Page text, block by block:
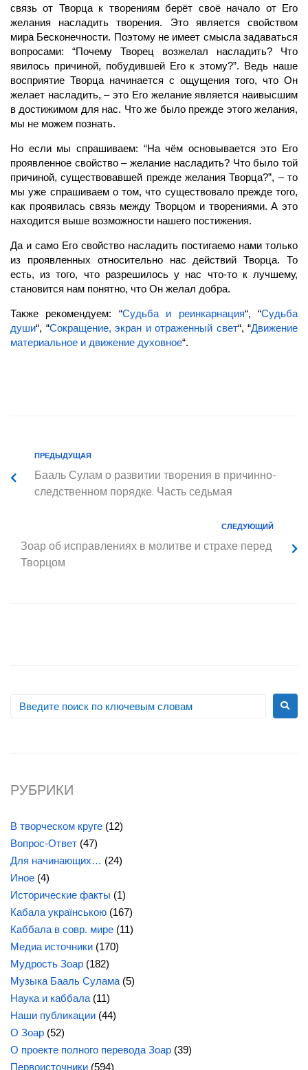
связь от Творца к творениям берёт своё начало от Его
желания насладить творения. Это является свойством
мира Бесконечности. Поэтому не имеет смысла задаваться
вопросами: “Почему Творец возжелал насладить? Что
явилось причиной, побудившей Его к этому?”. Ведь наше
восприятие Творца начинается с ощущения того, что Он
желает насладить, – это Его желание является наивысшим
в достижимом для нас. Что же было прежде этого желания,
мы не можем познать.
Но если мы спрашиваем: “На чём основывается это Его
проявленное свойство – желание насладить? Что было той
причиной, существовавшей прежде желания Творца?”, – то
мы уже спрашиваем о том, что существовало прежде того,
как проявилась связь между Творцом и творениями. А это
находится выше возможности нашего постижения.
Да и само Его свойство насладить постигаемо нами только
из проявленных относительно нас действий Творца. То
есть, из того, что разрешилось у нас что-то к лучшему,
становится нам понятно, что Он желал добра.
Также рекомендуем: “Судьба и реинкарнация“, “Судьба
души“, “Сокращение, экран и отраженный свет“, “Движение
материальное и движение духовное“.
ПРЕДЫДУЩАЯ
Бааль Сулам о развитии творения в причинно-
следственном порядке. Часть седьмая
СЛЕДУЮЩИЙ
Зоар об исправлениях в молитве и страхе перед
Творцом
РУБРИКИ
В творческом круге (12)
Вопрос-Ответ (47)
Для начинающих… (24)
Иное (4)
Исторические факты (1)
Кабала українською (167)
Каббала в совр. мире (11)
Медиа источники (170)
Мудрость Зоар (182)
Музыка Бааль Сулама (5)
Наука и каббала (11)
Наши публикации (44)
О Зоар (52)
О проекте полного перевода Зоар (39)
Первоисточники (594)